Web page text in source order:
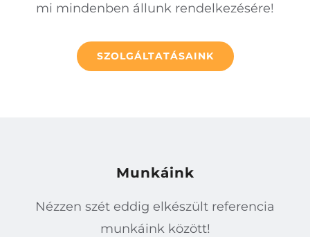
mi mindenben állunk rendelkezésére!
SZOLGÁLTATÁSAINK
Munkáink
Nézzen szét eddig elkészült referencia
munkáink között!